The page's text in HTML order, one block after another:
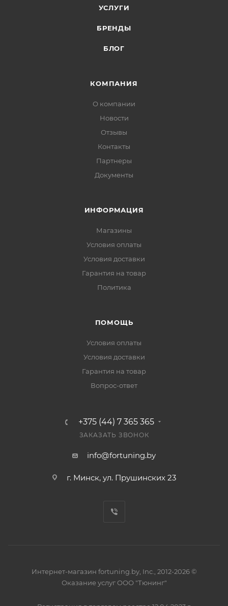
УСЛУГИ
БРЕНДЫ
БЛОГ
КОМПАНИЯ
О компании
Новости
Отзывы
Контакты
Партнеры
Документы
ИНФОРМАЦИЯ
Магазины
Условия оплаты
Условия доставки
Гарантия на товар
Политика
ПОМОЩЬ
Условия оплаты
Условия доставки
Гарантия на товар
Вопрос-ответ
+375 (44) 7 365 365
ЗАКАЗАТЬ ЗВОНОК
info@fortuning.by
г. Минск, ул. Прушинских 23
Интернет-магазин fortuning.by, Inc., 2012-2026 ©
Оказание услуг ООО "Тюнинг"